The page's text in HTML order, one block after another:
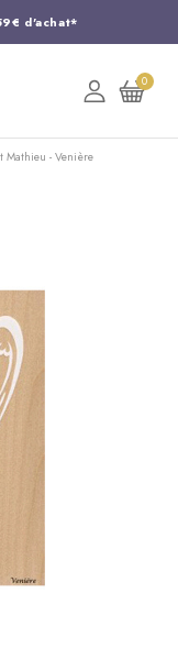
d'achat*
24 74 15
jour même !
0
Mathieu - Venière